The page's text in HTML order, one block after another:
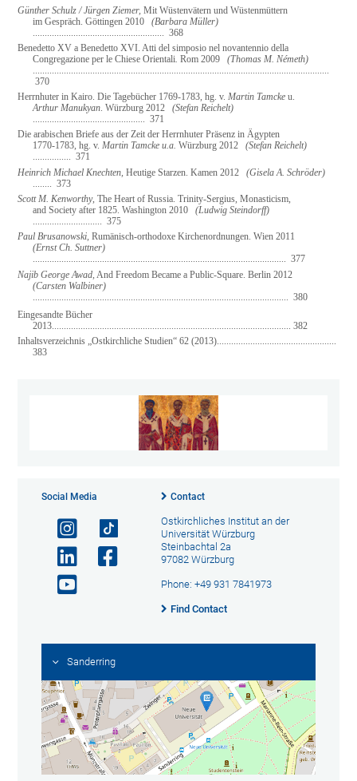
Günther Schulz / Jürgen Ziemer, Mit Wüstenvätern und Wüstenmüttern
im Gespräch.Göttingen 2010
(Barbara Müller)
368
Benedetto XV a Benedetto XVI. Atti del simposio nel novantennio della
Congregazione per le Chiese Orientali. Rom 2009
(Thomas M. Németh)
............................................................................................................................
370
Herrnhuter in Kairo. Die Tagebücher 1769-1783, hg. v.Martin Tamckeu.
Arthur Manukyan. Würzburg 2012
(Stefan Reichelt)
............................................... 371
Die arabischen Briefe aus der Zeit der Herrnhuter Präsenz in Ägypten
1770-1783, hg. v.Martin Tamcke u.a.Würzburg 2012
(Stefan Reichelt)
................ 371
Heinrich Michael Knechten, Heutige Starzen.Kamen 2012
(Gisela A. Schröder)
........ 373
Scott M. Kenworthy, The Heart of Russia. Trinity-Sergius, Monasticism,
and Society after 1825.Washington 2010
(Ludwig Steindorff)
............................. 375
Paul Brusanowski,Rumänisch-orthodoxe Kirchenordnungen. Wien 2011
(Ernst Ch.Suttner)
.......................................................................................................... 377
Najib George Awad, And Freedom Became a Public-Square. Berlin 2012
(Carsten Walbiner)
380
Eingesandte Bücher
2013 ....................................................................................................382
Inhaltsverzeichnis „Ostkirchliche Studien“ 62 (2013)..................................................
383
Social Media Contact
Ostkirchliches Institut an der
Universität Würzburg
Steinbachtal 2a
97082 Würzburg
Phone: +49 931 7841973
Find Contact
Sanderring